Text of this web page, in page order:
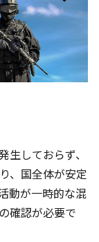
しておらず、
、国全体が安定
動が一時的な混
確認が必要で